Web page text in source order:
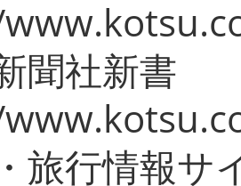
聞社新書
旅行情報サ